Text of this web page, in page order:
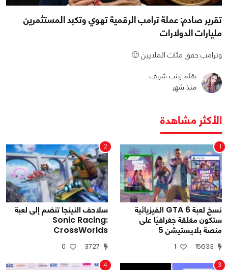
تقرير صادم: عملة ترامب الرقمية تهوي وتكبد المستثمرين
مليارات الدولارات
وترامب حقق مئات الملايين 🙂
بقلم زينب شريف
منذ شهر
الأكثر مشاهدة
1
نسخ لعبة GTA 6 الفيزيائية
ستكون مغلقة جغرافيًا على
منصة بلايستيشن 5
15633
1
2
سلاحف النينجا تنضم إلى لعبة
Sonic Racing:
CrossWorlds
3727
0
3
4